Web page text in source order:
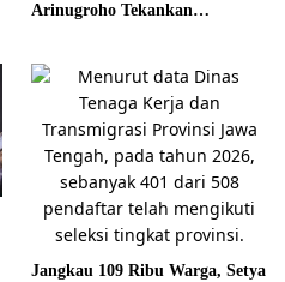
Arinugroho Tekankan
Jangkau 109 Ribu Warga, Setya